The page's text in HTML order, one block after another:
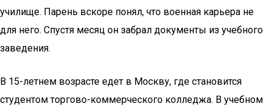
училище. Парень вскоре понял, что военная карьера не
для него. Спустя месяц он забрал документы из учебного
заведения.
В 15-летнем возрасте едет в Москву, где становится
студентом торгово-коммерческого колледжа. В учебном